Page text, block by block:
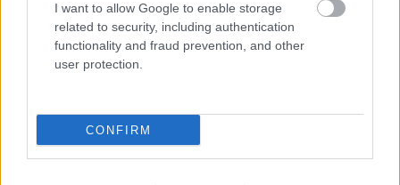
I want to allow Google to enable storage
related to security, including authentication
functionality and fraud prevention, and other
user protection.
CONFIRM
• 2016. november 04.
Az észak-nyugati határszélen lényegében Sopronhoz
Rajzolt kép ...